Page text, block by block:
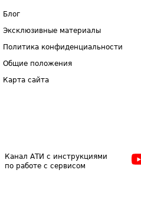
Блог
Эксклюзивные материалы
Политика конфиденциальности
Общие положения
Карта сайта
Канал АТИ с инструкциями
по работе с сервисом